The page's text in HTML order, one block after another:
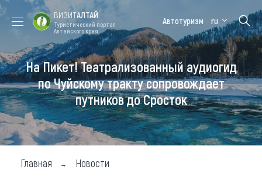
Форум VISIT
ALTAI
Цветение
маральника
Медицинский
форум
Алтайская
зимовка
Туры
Где побывать
Чем заняться
ВИЗИТАЛТАЙ
Туристический портал
Алтайского края
Автотуризм ru
На Пикет! Театрализованный аудиогид
по Чуйскому тракту сопровождает
путников до Сросток
Главная Новости